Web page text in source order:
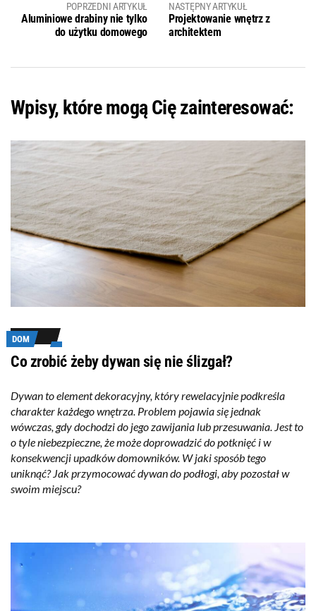
POPRZEDNI ARTYKUŁ
Aluminiowe drabiny nie tylko
do użytku domowego
NASTĘPNY ARTYKUŁ
Projektowanie wnętrz z
architektem
Wpisy, które mogą Cię zainteresować:
DOM
Co zrobić żeby dywan się nie ślizgał?
Dywan to element dekoracyjny, który rewelacyjnie podkreśla
charakter każdego wnętrza. Problem pojawia się jednak
wówczas, gdy dochodzi do jego zawijania lub przesuwania. Jest to
o tyle niebezpieczne, że może doprowadzić do potknięć i w
konsekwencji upadków domowników. W jaki sposób tego
uniknąć? Jak przymocować dywan do podłogi, aby pozostał w
swoim miejscu?